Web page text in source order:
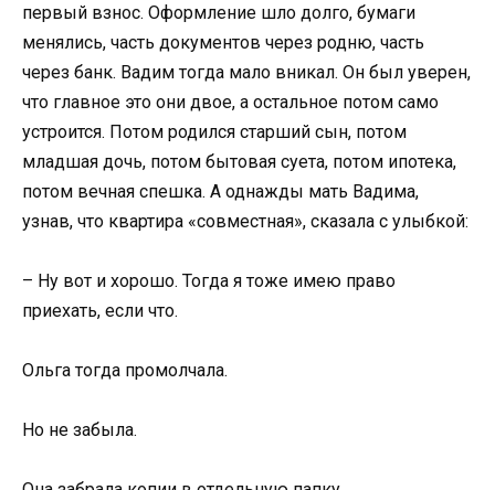
первый взнос. Оформление шло долго, бумаги
менялись, часть документов через родню, часть
через банк. Вадим тогда мало вникал. Он был уверен,
что главное это они двое, а остальное потом само
устроится. Потом родился старший сын, потом
младшая дочь, потом бытовая суета, потом ипотека,
потом вечная спешка. А однажды мать Вадима,
узнав, что квартира «совместная», сказала с улыбкой:
– Ну вот и хорошо. Тогда я тоже имею право
приехать, если что.
Ольга тогда промолчала.
Но не забыла.